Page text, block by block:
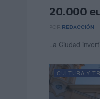
CULTURA Y
20.000
POR REDACCIÓN
La Ciudad
CULTURA Y